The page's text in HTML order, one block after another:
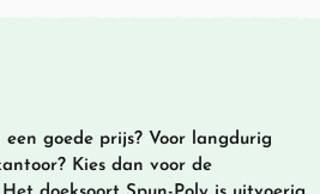
goede prijs? Voor langdurig
Kies dan voor de